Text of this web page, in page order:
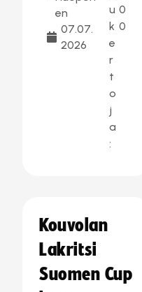
en
07.07.
2026
u
k
e
r
t
o
j
a
:
0
0
Kouvolan
Lakritsi
Suomen Cup